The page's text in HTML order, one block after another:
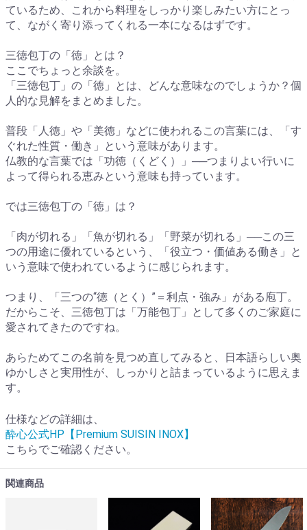
ているため、これから料理をしっかり楽しみたい方にとっ
て、ながく寄り添ってくれる一本になるはずです。
三徳包丁の「徳」とは？
ここでちょっと余談を。
「三徳包丁」の「徳」とは、どんな意味なのでしょうか？個
人的な見解をまとめました。
普段「人徳」や「美徳」などに使われるこの言葉には、「す
ぐれた性質・働き」という意味があります。
仏教的な言葉では「功徳（くどく）」──つまりよい行いに
よって得られる恵みという意味も持っています。
では三徳包丁の「徳」は？
「肉が切れる」「魚が切れる」「野菜が切れる」──この三
つの用途に優れているという、「役立つ・価値ある働き」と
いう意味で使われているように感じられます。
つまり、「三つの“徳（とく）”＝利点・強み」がある庖丁。
だからこそ、三徳包丁は「万能包丁」として多くのご家庭に
愛されてきたのですね。
あらためてこの名前を見つめ直してみると、日本語らしい奥
ゆかしさと実用性が、しっかりと詰まっているように思えま
す。
仕様などの詳細は、
酔心公式HP【Premium SUISIN INOX】
こちらでご確認ください。
関連商品